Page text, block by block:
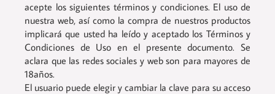
acepte los siguientes términos y condiciones. El uso de
nuestra web, así como la compra de nuestros productos
implicará que usted ha leído y aceptado los Términos y
Condiciones de Uso en el presente documento. Se
aclara que las redes sociales y web son para mayores de
18años.
El usuario puede elegir y cambiar la clave para su acceso